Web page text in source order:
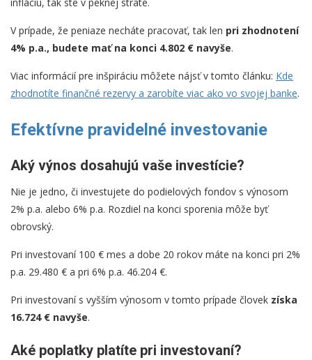
V prípade, že peniaze necháte pracovať, tak len pri zhodnotení
4% p.a., budete mať na konci 4.802 € navyše.
Viac informácií pre inšpiráciu môžete nájsť v tomto článku: Kde
zhodnotíte finančné rezervy a zarobíte viac ako vo svojej banke.
Efektívne pravidelné investovanie
Aký výnos dosahujú vaše investície?
Nie je jedno, či investujete do podielových fondov s výnosom
2% p.a. alebo 6% p.a. Rozdiel na konci sporenia môže byť
obrovský.
Pri investovaní 100 € mes a dobe 20 rokov máte na konci pri 2%
p.a. 29.480 € a pri 6% p.a. 46.204 €.
Pri investovaní s vyšším výnosom v tomto prípade človek získa
16.724 € navyše.
Aké poplatky platíte pri investovaní?